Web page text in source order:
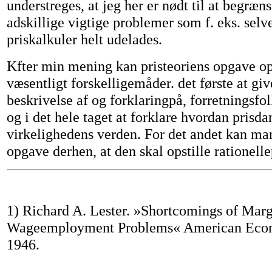
understreges, at jeg her er nødt til at
adskillige vigtige problemer som f. eks.
priskalkuler helt udelades.
Kfter min mening kan pristeoriens opgave
væsentligt forskelligemåder. det første at
beskrivelse af og forklaringpå,
og i det hele taget at forklare hvordan
virkelighedens verden. For det andet kan
opgave derhen, at den skal opstille
1) Richard A. Lester. »Shortcomings of
Wageemployment Problems« American
1946.